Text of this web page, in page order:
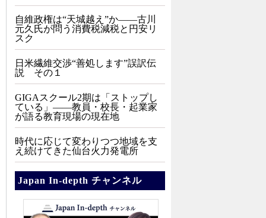
自維政権は“天城越え”か――古川
元久氏が問う消費税減税と円安リ
スク
日米繊維交渉“善処します”誤訳伝
説 その１
GIGAスクール2期は「ストップし
ている」——教員・校長・起業家
が語る教育現場の現在地
時代に応じて変わりつつ地域を支
え続けてきた仙台火力発電所
Japan In-depth チャンネル